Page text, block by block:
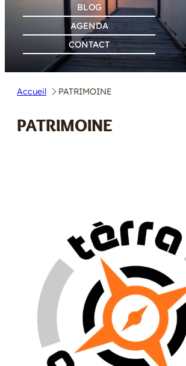
C
H
H
R
BLOG
AGENDA
CONTACT
Accueil PATRIMOINE
PATRIMOINE